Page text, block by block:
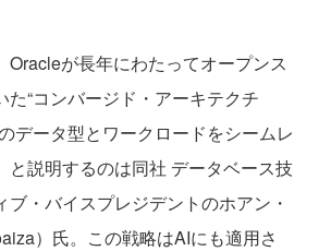
が長年にわたってオープンス
た“コンバージド・アーキテクチ
データ型とワークロードをシームレ
と説明するのは同社 データベース技
・バイスプレジデントのホアン・
）氏。この戦略はAIにも適用さ